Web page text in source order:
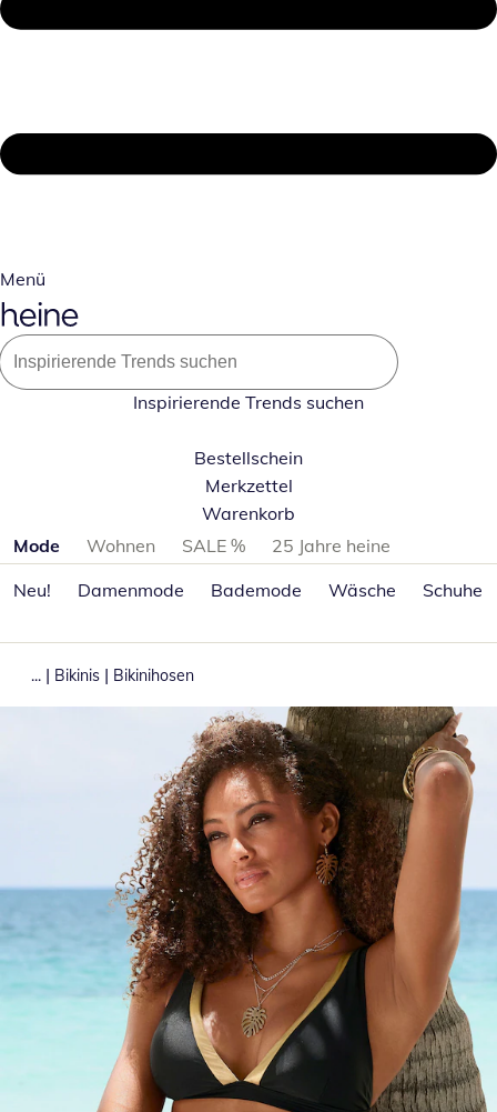
Menü
Inspirierende Trends suchen
Bestellschein
Merkzettel
Warenkorb
Produktkategorien überspringen
Mode Wohnen SALE %
25 Jahre heine
Neu!
Damenmode Bademode Wäsche Schuhe
... | Bikinis | Bikinihosen